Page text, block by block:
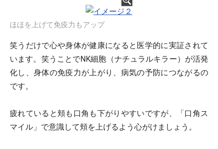
ほほを上げて免疫力もアップ
笑うだけで心や身体が健康になると医学的に実証されて
います。笑うことでNK細胞（ナチュラルキラー）が活発
化し、身体の免疫力が上がり、病気の予防につながるの
です。
疲れていると頬も口角も下がりやすいですが、「口角ス
マイル」で意識して頬を上げるよう心がけましょう。